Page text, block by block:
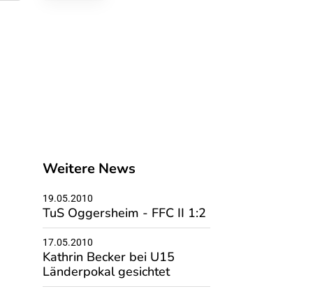
Weitere News
19.05.2010
TuS Oggersheim - FFC II 1:2
17.05.2010
Kathrin Becker bei U15
Länderpokal gesichtet